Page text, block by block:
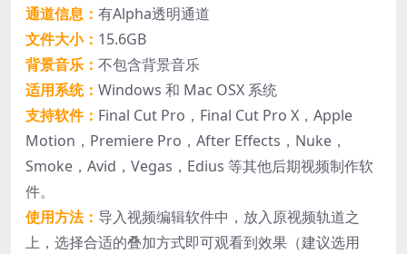
通道信息： 有Alpha透明通道
文件大小： 15.6GB
背景音乐： 不包含背景音乐
适用系统： Windows 和 Mac OSX 系统
支持软件： Final Cut Pro，Final Cut Pro X，Apple
Motion，Premiere Pro，After Effects，Nuke，
Smoke，Avid，Vegas，Edius 等其他后期视频制作软
件。
使用方法： 导入视频编辑软件中，放入原视频轨道之
上，选择合适的叠加方式即可观看到效果（建议选用